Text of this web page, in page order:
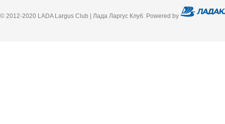
© 2012-2020 LADA Largus Club | Лада Ларгус Клуб. Powered by